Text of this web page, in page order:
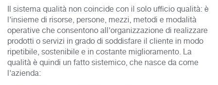
Il sistema qualità non coincide con il solo ufficio qualità: è
l’insieme di risorse, persone, mezzi, metodi e modalità
operative che consentono all’organizzazione di realizzare
prodotti o servizi in grado di soddisfare il cliente in modo
ripetibile, sostenibile e in costante miglioramento. La
qualità è quindi un fatto sistemico, che nasce da come
l’azienda: